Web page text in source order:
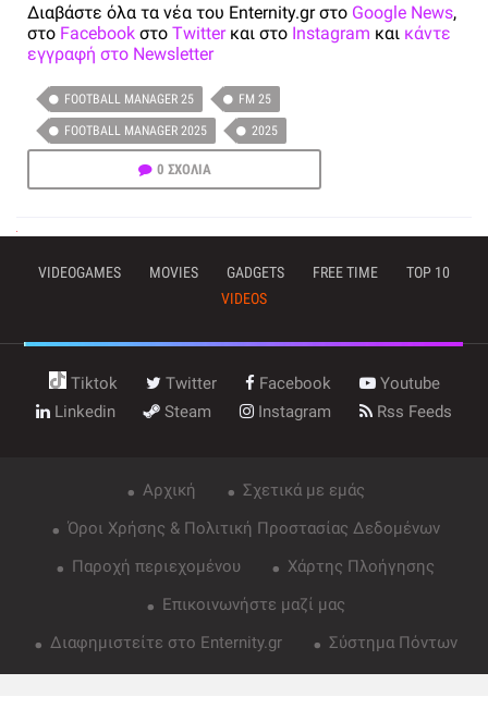
Διαβάστε όλα τα νέα του Enternity.gr στο Google News,
στο Facebook στο Twitterκαι στο Instagram και κάντε
εγγραφή στο Newsletter
FOOTBALL MANAGER 25 FM 25
FOOTBALL MANAGER 2025 2025
0 ΣΧΟΛΙΑ
VIDEOGAMES MOVIES GADGETS FREE TIME
TOP 10
VIDEOS
Tiktok Twitter Facebook
Youtube
Linkedin
Steam Instagram Rss Feeds
Αρχική
Σχετικά με εμάς
Όροι Χρήσης & Πολιτική Προστασίας Δεδομένων
Παροχή περιεχομένου
Χάρτης Πλοήγησης
Επικοινωνήστε μαζί μας
Διαφημιστείτε στο Enternity.gr
Σύστημα Πόντων